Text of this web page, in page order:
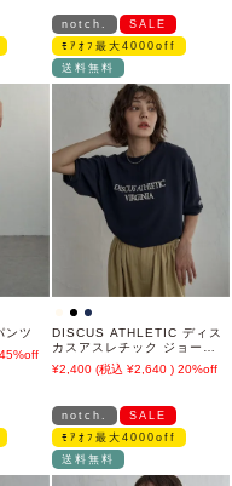
ンツ
45%off
notch.
SALE
ﾓｱｵﾌ最大4000off
送料無料
DISCUS ATHLETIC ディス
カスアスレチック ジョーゼ
ットTシャツ
2,400 2,640 20%off
notch.
SALE
ﾓｱｵﾌ最大4000off
送料無料